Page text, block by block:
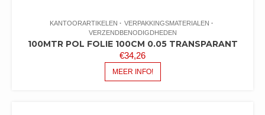
KANTOORARTIKELEN
VERPAKKINGSMATERIALEN
VERZENDBENODIGDHEDEN
100MTR POL FOLIE 100CM 0.05 TRANSPARANT
€34,26
MEER INFO!